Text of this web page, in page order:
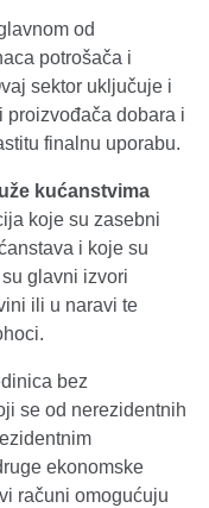
od
potrošača i
sektor uključuje i
dobara i
finalnu uporabu.
kućanstvima
koje su zasebni
i koje su
glavni izvori
ili u naravi te
bez
se od nerezidentnih
ekonomske
računi omogućuju